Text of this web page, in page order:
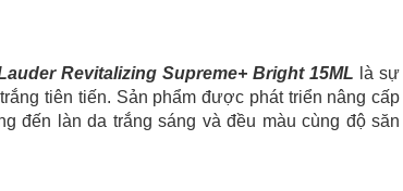
Revitalizing Supreme+ Bright 15ML là sự
tiên tiến. Sản phẩm được phát triển nâng cấp
đến làn da trắng sáng và đều màu cùng độ săn